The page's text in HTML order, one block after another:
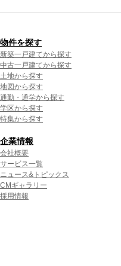
物件を探す
新築一戸建てから探す
中古一戸建てから探す
土地から探す
地図から探す
通勤・通学から探す
学区から探す
特集から探す
企業情報
会社概要
サービス一覧
ニュース&トピックス
CMギャラリー
採用情報